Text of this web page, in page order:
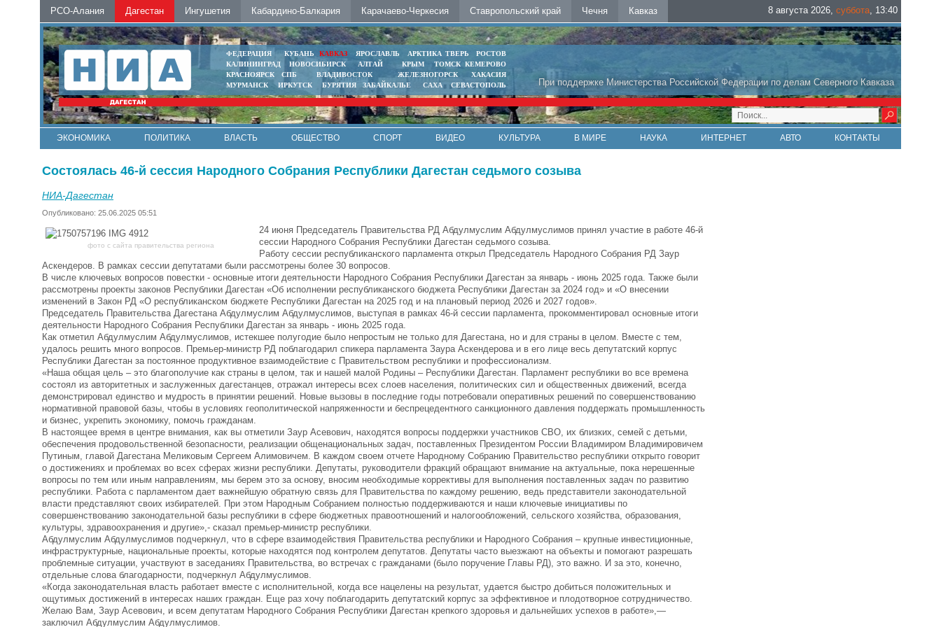
РСО-Алания Дагестан Ингушетия Кабардино-Балкария Карачаево-Черкесия Ставропольский край Чечня Кавказ 8 августа 2026, суббота, 13:40
При поддержке Министерства Российской Федерации по делам Северного Кавказа
ФЕДЕРАЦИЯ КУБАНЬ КАВКАЗ ЯРОСЛАВЛЬ АРКТИКА ТВЕРЬ
РОСТОВ
КАЛИНИНГРАД
НОВОСИБИРСК АЛТАЙ КРЫМ ТОМСК КЕМЕРОВО
КРАСНОЯРСК
СПБ ВЛАДИВОСТОК ЖЕЛЕЗНОГОРСК
ХАКАСИЯ
МУРМАНСК
ИРКУТСК БУРЯТИЯ ЗАБАЙКАЛЬЕ САХА СЕВАСТОПОЛЬ
ЭКОНОМИКА ПОЛИТИКА ВЛАСТЬ ОБЩЕСТВО СПОРТ ВИДЕО КУЛЬТУРА В МИРЕ НАУКА ИНТЕРНЕТ АВТО КОНТАКТЫ
Состоялась 46-й сессия Народного Собрания Республики Дагестан седьмого созыва
НИА-Дагестан
Опубликовано: 25.06.2025 05:51
фото с сайта правительства региона
24 июня Председатель Правительства РД Абдулмуслим Абдулмуслимов принял участие в работе 46-й
сессии Народного Собрания Республики Дагестан седьмого созыва.
Работу сессии республиканского парламента открыл Председатель Народного Собрания РД Заур
Аскендеров. В рамках сессии депутатами были рассмотрены более 30 вопросов.
В числе ключевых вопросов повестки - основные итоги деятельности Народного Собрания Республики Дагестан за январь - июнь 2025 года. Также были
рассмотрены проекты законов Республики Дагестан «Об исполнении республиканского бюджета Республики Дагестан за 2024 год» и «О внесении
изменений в Закон РД «О республиканском бюджете Республики Дагестан на 2025 год и на плановый период 2026 и 2027 годов».
Председатель Правительства Дагестана Абдулмуслим Абдулмуслимов, выступая в рамках 46-й сессии парламента, прокомментировал основные итоги
деятельности Народного Собрания Республики Дагестан за январь - июнь 2025 года.
Как отметил Абдулмуслим Абдулмуслимов, истекшее полугодие было непростым не только для Дагестана, но и для страны в целом. Вместе с тем,
удалось решить много вопросов. Премьер-министр РД поблагодарил спикера парламента Заура Аскендерова и в его лице весь депутатский корпус
Республики Дагестан за постоянное продуктивное взаимодействие с Правительством республики и профессионализм.
«Наша общая цель – это благополучие как страны в целом, так и нашей малой Родины – Республики Дагестан. Парламент республики во все времена
состоял из авторитетных и заслуженных дагестанцев, отражал интересы всех слоев населения, политических сил и общественных движений, всегда
демонстрировал единство и мудрость в принятии решений. Новые вызовы в последние годы потребовали оперативных решений по совершенствованию
нормативной правовой базы, чтобы в условиях геополитической напряженности и беспрецедентного санкционного давления поддержать промышленность
и бизнес, укрепить экономику, помочь гражданам.
В настоящее время в центре внимания, как вы отметили Заур Асевович, находятся вопросы поддержки участников СВО, их близких, семей с детьми,
обеспечения продовольственной безопасности, реализации общенациональных задач, поставленных Президентом России Владимиром Владимировичем
Путиным, главой Дагестана Меликовым Сергеем Алимовичем. В каждом своем отчете Народному Собранию Правительство республики открыто говорит
о достижениях и проблемах во всех сферах жизни республики. Депутаты, руководители фракций обращают внимание на актуальные, пока нерешенные
вопросы по тем или иным направлениям, мы берем это за основу, вносим необходимые коррективы для выполнения поставленных задач по развитию
республики. Работа с парламентом дает важнейшую обратную связь для Правительства по каждому решению, ведь представители законодательной
власти представляют своих избирателей. При этом Народным Собранием полностью поддерживаются и наши ключевые инициативы по
совершенствованию законодательной базы республики в сфере бюджетных правоотношений и налогообложений, сельского хозяйства, образования,
культуры, здравоохранения и другие»,- сказал премьер-министр республики.
Абдулмуслим Абдулмуслимов подчеркнул, что в сфере взаимодействия Правительства республики и Народного Собрания – крупные инвестиционные,
инфраструктурные, национальные проекты, которые находятся под контролем депутатов. Депутаты часто выезжают на объекты и помогают разрешать
проблемные ситуации, участвуют в заседаниях Правительства, во встречах с гражданами (было поручение Главы РД), это важно. И за это, конечно,
отдельные слова благодарности, подчеркнул Абдулмуслимов.
«Когда законодательная власть работает вместе с исполнительной, когда все нацелены на результат, удается быстро добиться положительных и
ощутимых достижений в интересах наших граждан. Еще раз хочу поблагодарить депутатский корпус за эффективное и плодотворное сотрудничество.
Желаю Вам, Заур Асевович, и всем депутатам Народного Собрания Республики Дагестан крепкого здоровья и дальнейших успехов в работе»,—
заключил Абдулмуслим Абдулмуслимов.